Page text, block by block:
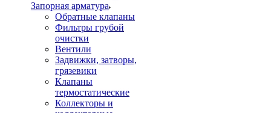
Запорная арматура
Обратные клапаны
Фильтры грубой
очистки
Вентили
Задвижки, затворы,
грязевики
Клапаны
термостатические
Коллекторы и